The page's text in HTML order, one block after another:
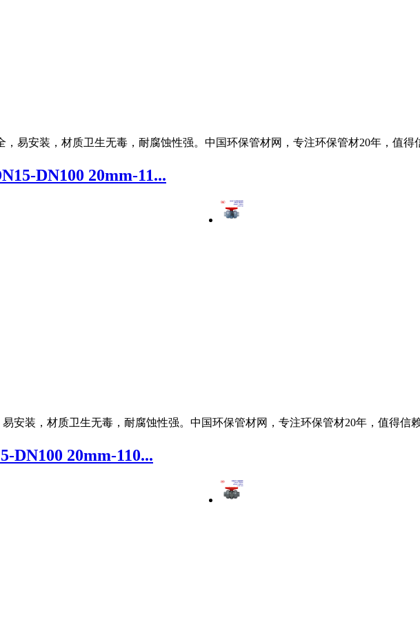
易安装，材质卫生无毒，耐腐蚀性强。中国环保管材网，专注环保管材20年，值得
DN100 20mm-11...
安装，材质卫生无毒，耐腐蚀性强。中国环保管材网，专注环保管材20年，值得信
20mm-110...